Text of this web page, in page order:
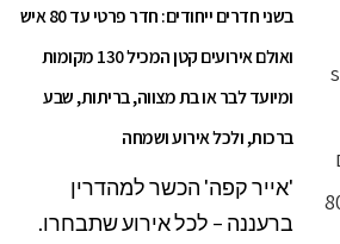
בשני חדרים ייחודים: חדר פרטי עד 80 איש
ואולם אירועים קטן המכיל 130 מקומות
ומיועד לבר או בת מצווה, בריתות, שבע
ברכות, ולכל אירוע ושמחה
'אייר קפה' הכשר למהדרין
ברעננה – לכל אירוע שתבחרו.